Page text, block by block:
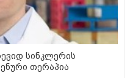
სინკლერის
თერაპია